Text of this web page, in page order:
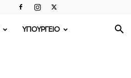
ΥΠΟΥΡΓΕΙΟ